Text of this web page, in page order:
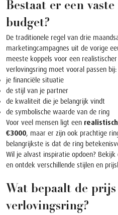
Bestaat er een
budget?
De traditionele regel van drie
marketingcampagnes uit de vorige
meeste koppels voor een
verlovingsring moet vooral passen bij:
je financiële situatie
de stijl van je partner
de kwaliteit die je belangrijk vindt
de symbolische waarde van de ring
Voor veel mensen ligt een
€3000, maar er zijn ook prachtige
belangrijkste is dat de ring
Wil je alvast inspiratie opdoen? Bekijk
en ontdek verschillende stijlen en
Wat bepaalt de
verlovingsring?